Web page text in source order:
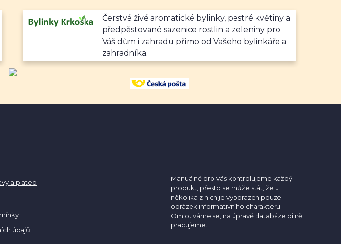
Čerstvé živé aromatické bylinky, pestré květiny a
předpěstované sazenice rostlin a zeleniny pro
Váš dům i zahradu přímo od Vašeho bylinkáře a
zahradníka.
a plateb
údajů
Manuálně pro Vás kontrolujeme každý
produkt, přesto se může stát, že u
několika z nich je vyobrazen pouze
obrázek informativního charakteru.
Omlouváme se, na úpravě databáze pilně
pracujeme.